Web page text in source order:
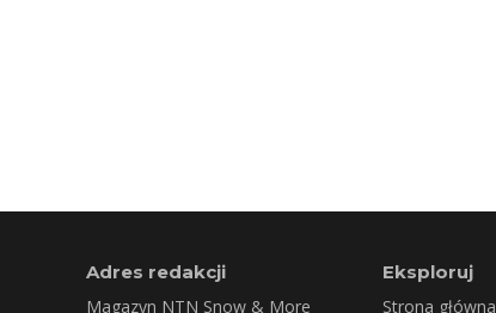
Adres redakcji
Magazyn NTN Snow & More
Eksploruj
Strona główna